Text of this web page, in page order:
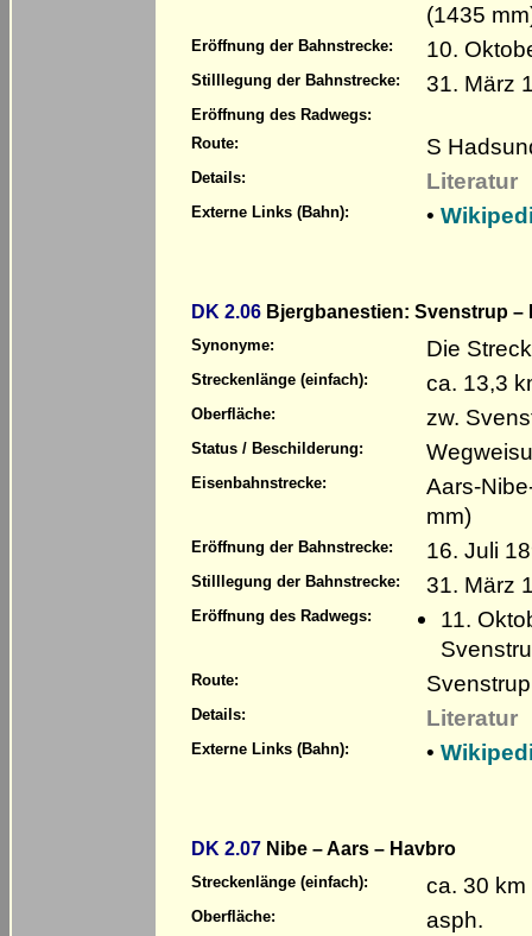
(1435
Eröffnung der Bahnstrecke: 10.
Stilllegung der Bahnstrecke: 31. März
Eröffnung des Radwegs:
Route:
S
Details: Literatur
Externe Links (Bahn): •
DK 2.06 Bjergbanestien: Svenstrup –
Synonyme: Die
Streckenlänge (einfach): ca. 13,3
Oberfläche: zw.
Status / Beschilderung:
Eisenbahnstrecke:
Aars-
mm)
Eröffnung der Bahnstrecke: 16. Juli
Stilllegung der Bahnstrecke: 31. März
Eröffnung des Radwegs:
11.
Route:
Details: Literatur
Externe Links (Bahn): •
DK 2.07 Nibe – Aars – Havbro
Streckenlänge (einfach): ca. 30 km
Oberfläche: asph.